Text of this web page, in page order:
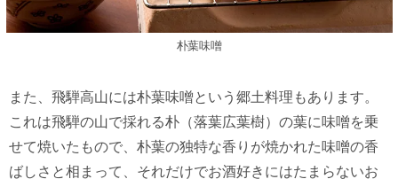
朴葉味噌
また、飛騨高山には朴葉味噌という郷土料理もあります。
これは飛騨の山で採れる朴（落葉広葉樹）の葉に味噌を乗
せて焼いたもので、朴葉の独特な香りが焼かれた味噌の香
ばしさと相まって、それだけでお酒好きにはたまらないお